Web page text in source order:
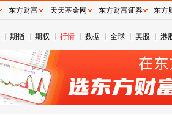
期指 期权 行情 数据 全球 美股 港
东方财富 天天基金网 东方财富证券 东方